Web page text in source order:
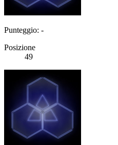
Punteggio: -
Posizione
49